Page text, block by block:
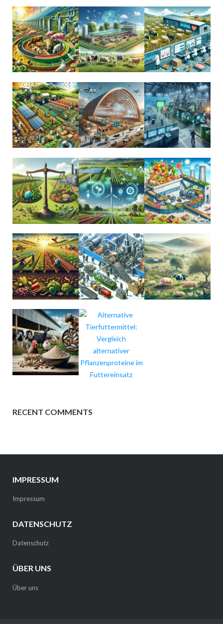
RECENT COMMENTS
IMPRESSUM
Impressum
DATENSCHUTZ
Datenschutz
ÜBER UNS
Über uns